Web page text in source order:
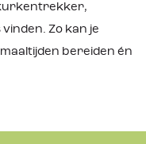
Zo kan je
bereiden én